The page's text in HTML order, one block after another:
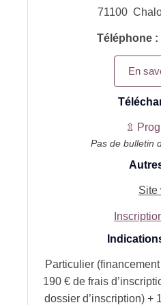
71100
Téléphone :
En
⇫
Pas de bulletin
Site
Particulier
190 € de frais
dossier d’inscription) +